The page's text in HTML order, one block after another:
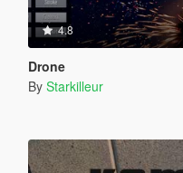
4.8
Drone
By Starkilleur